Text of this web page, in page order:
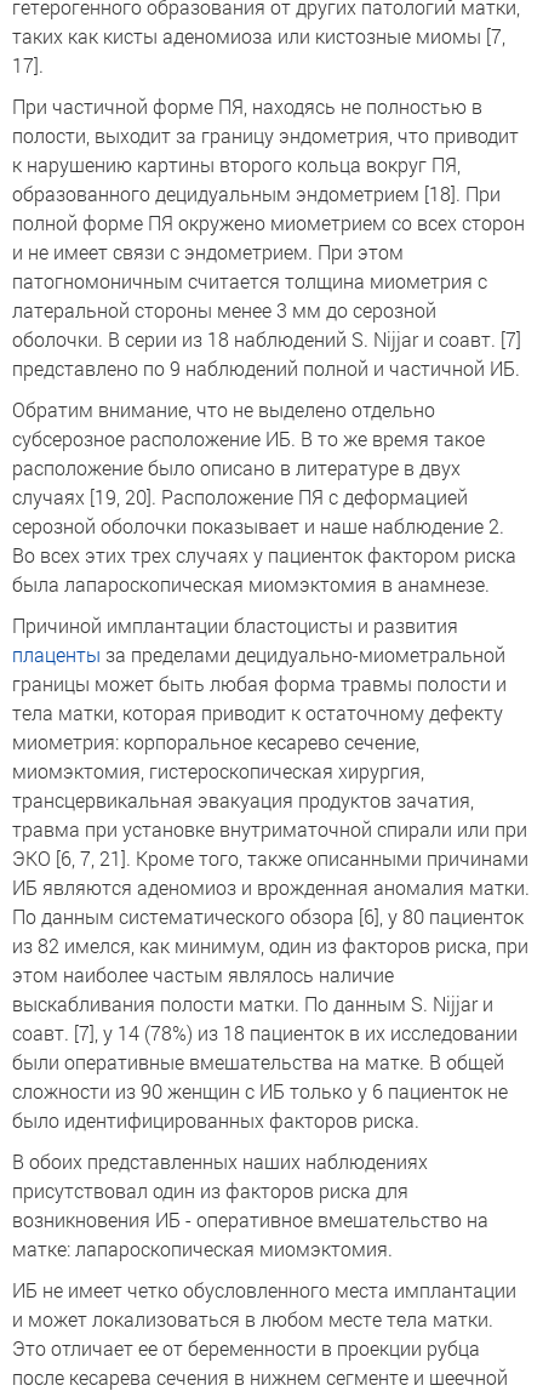
гетерогенного образования от других патологий матки,
таких как кисты аденомиоза или кистозные миомы [7,
17].
При частичной форме ПЯ, находясь не полностью в
полости, выходит за границу эндометрия, что приводит
к нарушению картины второго кольца вокруг ПЯ,
образованного децидуальным эндометрием [18]. При
полной форме ПЯ окружено миометрием со всех сторон
и не имеет связи с эндометрием. При этом
патогномоничным считается толщина миометрия с
латеральной стороны менее 3 мм до серозной
оболочки. В серии из 18 наблюдений S. Nijjar и соавт. [7]
представлено по 9 наблюдений полной и частичной ИБ.
Обратим внимание, что не выделено отдельно
субсерозное расположение ИБ. В то же время такое
расположение было описано в литературе в двух
случаях [19, 20]. Расположение ПЯ с деформацией
серозной оболочки показывает и наше наблюдение 2.
Во всех этих трех случаях у пациенток фактором риска
была лапароскопическая миомэктомия в анамнезе.
Причиной имплантации бластоцисты и развития
плаценты за пределами децидуально-миометральной
границы может быть любая форма травмы полости и
тела матки, которая приводит к остаточному дефекту
миометрия: корпоральное кесарево сечение,
миомэктомия, гистероскопическая хирургия,
трансцервикальная эвакуация продуктов зачатия,
травма при установке внутриматочной спирали или при
ЭКО [6, 7, 21]. Кроме того, также описанными причинами
ИБ являются аденомиоз и врожденная аномалия матки.
По данным систематического обзора [6], у 80 пациенток
из 82 имелся, как минимум, один из факторов риска, при
этом наиболее частым являлось наличие
выскабливания полости матки. По данным S. Nijjar и
соавт. [7], у 14 (78%) из 18 пациенток в их исследовании
были оперативные вмешательства на матке. В общей
сложности из 90 женщин с ИБ только у 6 пациенток не
было идентифицированных факторов риска.
В обоих представленных наших наблюдениях
присутствовал один из факторов риска для
возникновения ИБ - оперативное вмешательство на
матке: лапароскопическая миомэктомия.
ИБ не имеет четко обусловленного места имплантации
и может локализоваться в любом месте тела матки.
Это отличает ее от беременности в проекции рубца
после кесарева сечения в нижнем сегменте и шеечной